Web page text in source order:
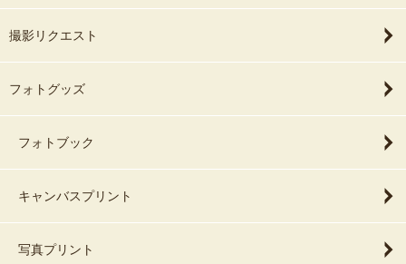
撮影リクエスト
フォトグッズ
フォトブック
キャンバスプリント
写真プリント